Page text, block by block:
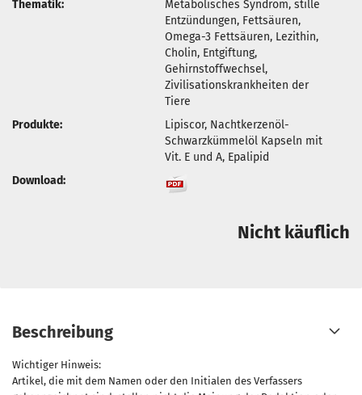
Thematik:
Metabolisches Syndrom, stille
Entzündungen, Fettsäuren,
Omega-3 Fettsäuren, Lezithin,
Cholin, Entgiftung,
Gehirnstoffwechsel,
Zivilisationskrankheiten der
Tiere
Produkte:
Lipiscor, Nachtkerzenöl-
Schwarzkümmelöl Kapseln mit
Vit. E und A, Epalipid
Download:
Nicht käuflich
Beschreibung
Wichtiger Hinweis:
Artikel, die mit dem Namen oder den Initialen des Verfassers